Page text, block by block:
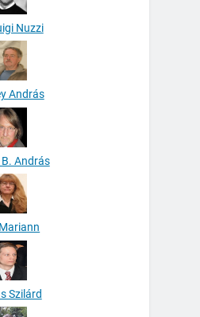
Nuzzi
András
András
Szilárd